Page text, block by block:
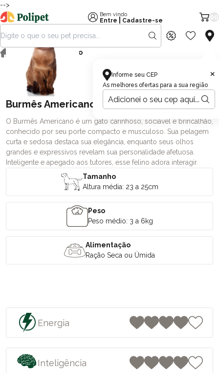
-->
Informe seu CEP
As melhores ofertas para a sua região
×
Bem vindo
Entre
Cadastre-se
Burmês Americano
Burmês Americano
O Burmês Americano é um gato carinhoso, sociável e brincalhão,
conhecido por seu porte compacto e musculoso. Sua pelagem
curta e sedosa destaca sua elegância, enquanto seus olhos
grandes e expressivos revelam sua personalidade afetuosa.
Inteligente e apegado aos tutores, esse felino adora interagir.
Tamanho
Altura média: 23 a 25cm
Peso
Peso médio: 3 a 6kg
Alimentação
Ração Seca ou Úmida
Energia
Inteligência